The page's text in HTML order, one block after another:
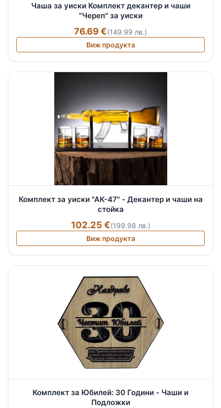
Чаша за уиски Комплект декантер и чаши
"Череп" за уиски
76.69 €(149.99 лв.)
Виж продукта
Комплект за уиски "АК-47" - Декантер и чаши на
стойка
102.25 €(199.98 лв.)
Виж продукта
Комплект за Юбилей: 30 Години - Чаши и
Подложки